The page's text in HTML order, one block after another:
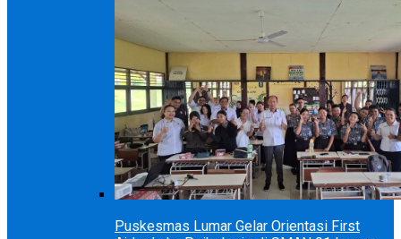
Puskesmas Lumar Gelar Orientasi First